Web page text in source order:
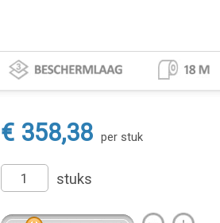
€ 358,38 per stuk
stuks